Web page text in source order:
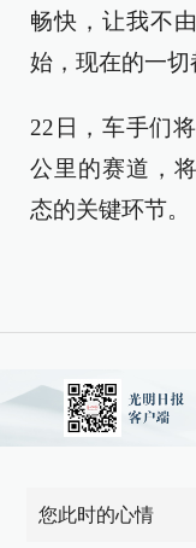
畅快，让我不
始，现在的一切
22日，车手们
公里的赛道，
态的关键环节。
您此时的心情